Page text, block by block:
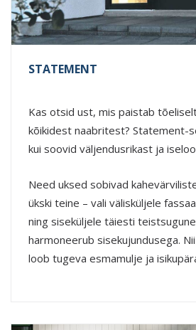
STATEMENT
Kas otsid ust, mis paistab
kõikidest naabritest? Statement-
kui soovid väljendusrikast ja
Need uksed sobivad
ükski teine – vali välisküljele
ning siseküljele täiesti
harmoneerub sisekujundusega.
loob tugeva esmamulje ja